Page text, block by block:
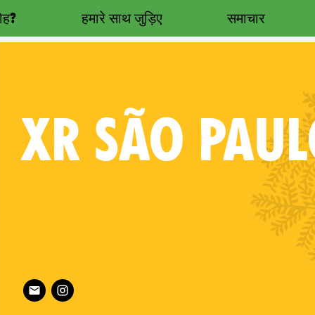
हमारे साथ जुड़िए समाचार
XR SÃO
Follow XR São Paulo on